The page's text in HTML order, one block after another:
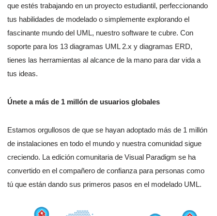
que estés trabajando en un proyecto estudiantil, perfeccionando
tus habilidades de modelado o simplemente explorando el
fascinante mundo del UML, nuestro software te cubre. Con
soporte para los 13 diagramas UML 2.x y diagramas ERD,
tienes las herramientas al alcance de la mano para dar vida a
tus ideas.
Únete a más de 1 millón de usuarios globales
Estamos orgullosos de que se hayan adoptado más de 1 millón
de instalaciones en todo el mundo y nuestra comunidad sigue
creciendo. La edición comunitaria de Visual Paradigm se ha
convertido en el compañero de confianza para personas como
tú que están dando sus primeros pasos en el modelado UML.